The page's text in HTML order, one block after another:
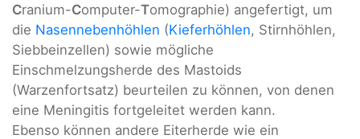
Cranium-Computer-Tomographie) angefertigt, um
die Nasennebenhöhlen (Kieferhöhlen, Stirnhöhlen,
Siebbeinzellen) sowie mögliche
Einschmelzungsherde des Mastoids
(Warzenfortsatz) beurteilen zu können, von denen
eine Meningitis fortgeleitet werden kann.
Ebenso können andere Eiterherde wie ein